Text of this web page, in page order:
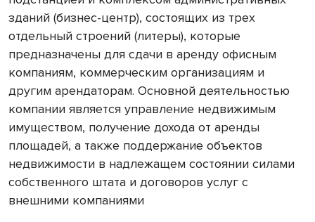
зданий (бизнес-центр), состоящих из трех
отдельный строений (литеры), которые
предназначены для сдачи в аренду офисным
компаниям, коммерческим организациям и
другим арендаторам. Основной деятельностью
компании является управление недвижимым
имуществом, получение дохода от аренды
площадей, а также поддержание объектов
недвижимости в надлежащем состоянии силами
собственного штата и договоров услуг с
внешними компаниями